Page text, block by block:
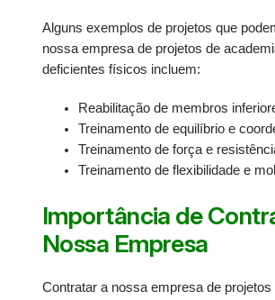
Alguns exemplos de projetos que
nossa empresa de projetos de
deficientes físicos incluem:
Reabilitação de membros
Treinamento de equilíbrio e
Treinamento de força e
Treinamento de flexibilidade e
Importância de
Nossa Empresa
Contratar a nossa empresa de